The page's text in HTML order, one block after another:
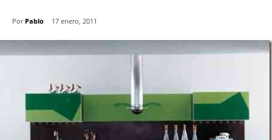
Por Pablo 17 enero, 2011